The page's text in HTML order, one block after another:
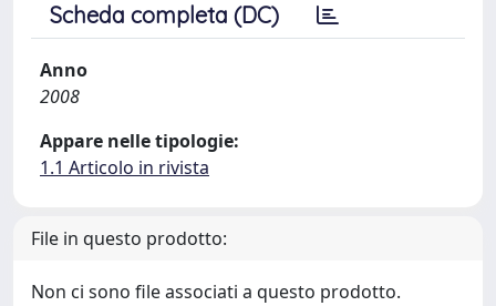
Scheda completa (DC)
Anno
2008
Appare nelle tipologie:
1.1 Articolo in rivista
File in questo prodotto:
Non ci sono file associati a questo prodotto.